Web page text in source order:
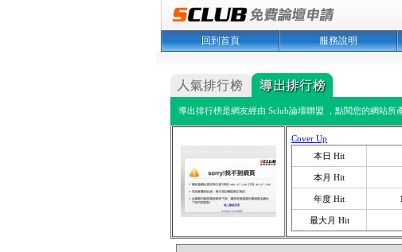
回到首頁 服務說明
導出排行榜是網友經由 Sclub論壇聯盟 ，點閱您的網站所
Cover Up
本日 Hit
本月 Hit
年度 Hit
最大月 Hit